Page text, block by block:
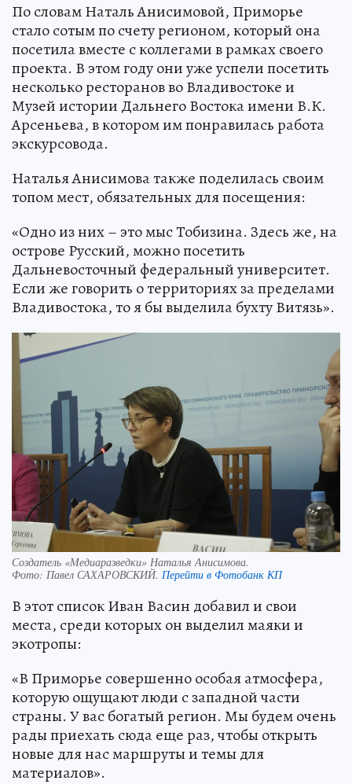
По словам Наталь Анисимовой, Приморье
стало сотым по счету регионом, который она
посетила вместе с коллегами в рамках своего
проекта. В этом году они уже успели посетить
несколько ресторанов во Владивостоке и
Музей истории Дальнего Востока имени В.К.
Арсеньева, в котором им понравилась работа
экскурсовода.
Наталья Анисимова также поделилась своим
топом мест, обязательных для посещения:
«Одно из них – это мыс Тобизина. Здесь же, на
острове Русский, можно посетить
Дальневосточный федеральный университет.
Если же говорить о территориях за пределами
Владивостока, то я бы выделила бухту Витязь».
Создатель «Медиаразведки» Наталья Анисимова.
Фото: Павел САХАРОВСКИЙ. Перейти в Фотобанк КП
В этот список Иван Васин добавил и свои
места, среди которых он выделил маяки и
экотропы:
«В Приморье совершенно особая атмосфера,
которую ощущают люди с западной части
страны. У вас богатый регион. Мы будем очень
рады приехать сюда еще раз, чтобы открыть
новые для нас маршруты и темы для
материалов».